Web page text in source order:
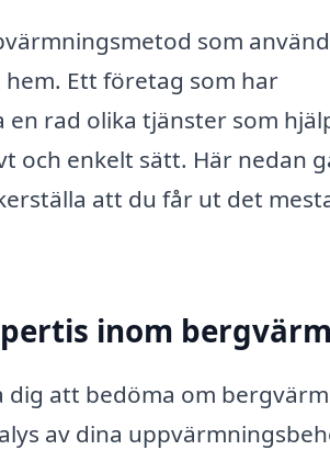
som
Ett företag som har
rad olika tjänster som
och enkelt sätt. Här nedan
att du får ut det
inom
dig att bedöma om
av dina